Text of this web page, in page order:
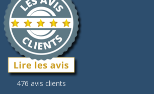
476 avis clients